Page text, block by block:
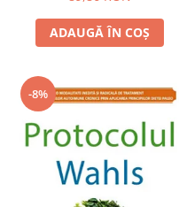
ADAUGĂ ÎN COȘ
-8%